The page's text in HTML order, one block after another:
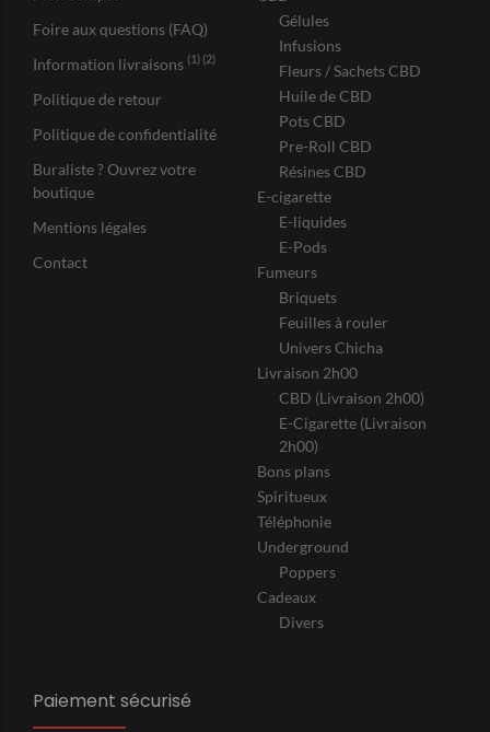
Foire aux questions (FAQ)
Information livraisons (1) (2)
Politique de retour
Politique de confidentialité
Buraliste ? Ouvrez votre
boutique
Mentions légales
Contact
Gélules
Infusions
Fleurs / Sachets CBD
Huile de CBD
Pots CBD
Pre-Roll CBD
Résines CBD
E-cigarette
E-liquides
E-Pods
Fumeurs
Briquets
Feuilles à rouler
Univers Chicha
Livraison 2h00
CBD (Livraison 2h00)
E-Cigarette (Livraison
2h00)
Bons plans
Spiritueux
Téléphonie
Underground
Poppers
Cadeaux
Divers
Paiement sécurisé